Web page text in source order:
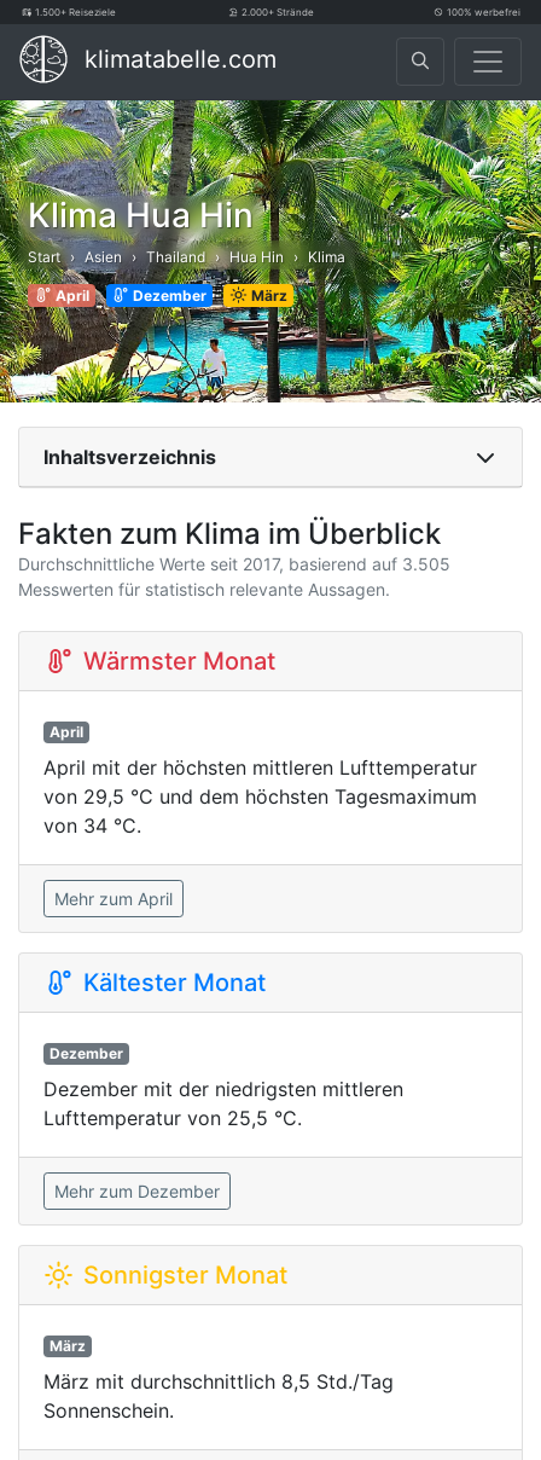
1.500+ Reiseziele 2.000+ Strände 100% werbefrei
klimatabelle.com
Klima Hua Hin
Start Asien Thailand Hua Hin Klima
April Dezember März
Inhaltsverzeichnis
Fakten zum Klima im Überblick
Durchschnittliche Werte seit 2017, basierend auf 3.505
Messwerten für statistisch relevante Aussagen.
Wärmster Monat
April
April mit der höchsten mittleren Lufttemperatur
von 29,5 °C und dem höchsten Tagesmaximum
von 34 °C.
Mehr zum April
Kältester Monat
Dezember
Dezember mit der niedrigsten mittleren
Lufttemperatur von 25,5 °C.
Mehr zum Dezember
Sonnigster Monat
März
März mit durchschnittlich 8,5 Std./Tag
Sonnenschein.